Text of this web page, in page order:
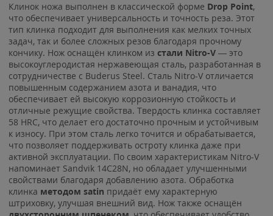
Клинок ножа выполнен в классической форме Drop Point,
что обеспечивает универсальность и точность реза. Этот
тип клинка подходит для выполнения как мелких точных
задач, так и более сложных резов благодаря прочному
кончику. Нож оснащён клинком из стали Nitro-V — это
высокоуглеродистая нержавеющая сталь, разработанная в
сотрудничестве с Buderus Steel. Сталь Nitro-V отличается
повышенным содержанием азота и ванадия, что
обеспечивает ей высокую коррозионную стойкость и
отличные режущие свойства. Твердость клинка составляет
58 HRC, что делает его достаточно прочным и устойчивым
к износу. При этом сталь легко точится и обрабатывается,
что позволяет поддерживать остроту клинка даже при
активной эксплуатации. По своим характеристикам Nitro-V
напоминает Sandvik 14C28N, но обладает улучшенными
свойствами благодаря добавлению азота. Обработка
клинка методом satin придаёт ему характерную
штриховку, улучшая внешний вид. Нож также оснащён